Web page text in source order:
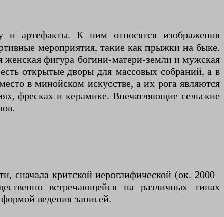
и артефакты. К ним относятся изображения
мероприятия, такие как прыжки на быке.
женская фигура богини-матери-земли и мужская
открытые дворы для массовых собраний, а в
в минойском искусстве, а их рога являются
фресках и керамике. Впечатляющие сельские
сначала критской иероглифической (ок. 2000–
встречающейся на различных типах
ведения записей.